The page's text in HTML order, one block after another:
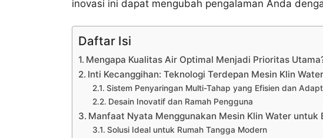
inovasi ini dapat mengubah pengalaman Anda
Daftar Isi
Mengapa Kualitas Air Optimal Menjadi Prioritas
Inti Kecanggihan: Teknologi Terdepan Mesin Klin Water
Sistem Penyaringan Multi-Tahap yang Efisien dan
Desain Inovatif dan Ramah Pengguna
Manfaat Nyata Menggunakan Mesin Klin Water untuk
Solusi Ideal untuk Rumah Tangga Modern